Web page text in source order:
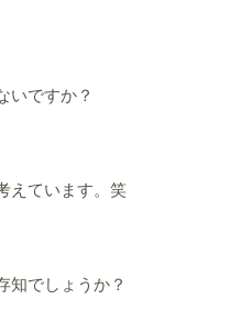
いですか？
えています。笑
知でしょうか？